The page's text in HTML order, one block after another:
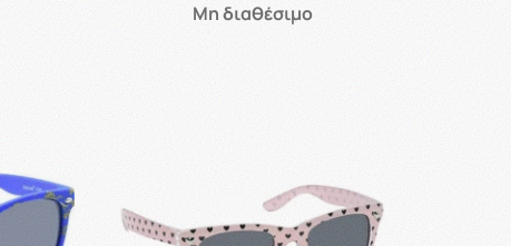
Μη διαθέσιμο